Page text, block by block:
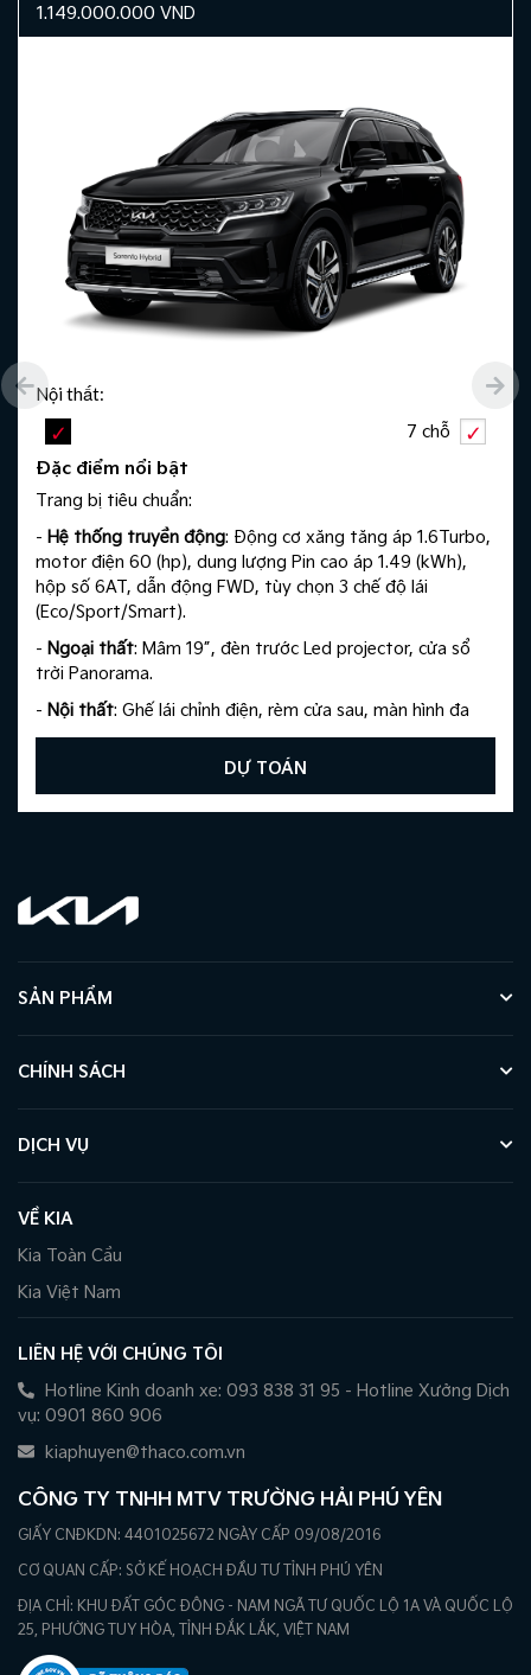
1.149.000.000 VND
Nội thất:
7 chỗ
Đặc điểm nổi bật
Trang bị tiêu chuẩn:
- Hệ thống truyền động: Động cơ xăng tăng áp 1.6Turbo,
motor điện 60 (hp), dung lượng Pin cao áp 1.49 (kWh),
hộp số 6AT, dẫn động FWD, tùy chọn 3 chế độ lái
(Eco/Sport/Smart).
- Ngoại thất: Mâm 19”, đèn trước Led projector, cửa sổ
trời Panorama.
- Nội thất: Ghế lái chỉnh điện, rèm cửa sau, màn hình đa
thông tin 12.3”, AVN 10.25”, gương chống chói tự động,
chuyển số điện tử dạng nút xoay + lẫy chuyến số vô lăng.
DỰ TOÁN
SẢN PHẨM
CHÍNH SÁCH
DỊCH VỤ
VỀ KIA
Kia Toàn Cầu
Kia Việt Nam
LIÊN HỆ VỚI CHÚNG TÔI
Hotline Kinh doanh xe: 093 838 31 95 - Hotline Xưởng Dịch
vụ: 0901 860 906
kiaphuyen@thaco.com.vn
CÔNG TY TNHH MTV TRƯỜNG HẢI PHÚ YÊN
GIẤY CNĐKDN: 4401025672 NGÀY CẤP 09/08/2016
CƠ QUAN CẤP: SỞ KẾ HOẠCH ĐẦU TƯ TỈNH PHÚ YÊN
ĐỊA CHỈ: KHU ĐẤT GÓC ĐÔNG - NAM NGÃ TƯ QUỐC LỘ 1A VÀ QUỐC LỘ
25, PHƯỜNG TUY HÒA, TỈNH ĐẮK LẮK, VIỆT NAM